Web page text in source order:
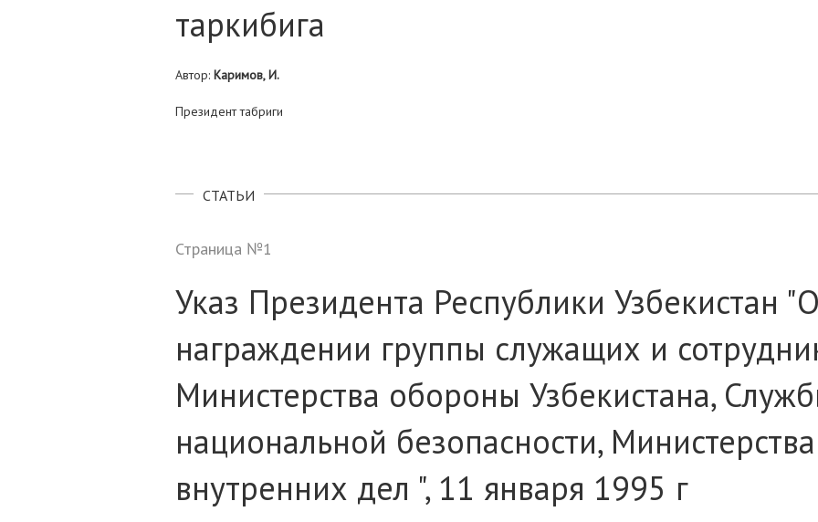
таркибига
Автор: Каримов, И.
Президент табриги
СТАТЬИ
Страница №1
Указ Президента Республики Узбекистан
награждении группы служащих и
Министерства обороны Узбекистана,
национальной безопасности, Министерства
внутренних дел ", 11 января 1995 г